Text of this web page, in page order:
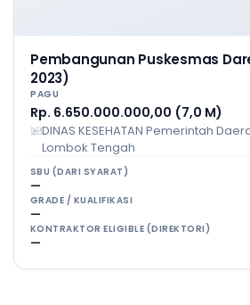
Pembangunan Puskesmas
2023)
PAGU
Rp. 6.650.000.000,00 (7,0 M)
DINAS KESEHATAN Pemerintah
Lombok Tengah
SBU (DARI SYARAT)
—
GRADE / KUALIFIKASI
—
KONTRAKTOR ELIGIBLE (DIREKTORI)
—